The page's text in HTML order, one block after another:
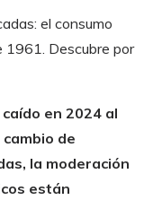
el consumo
1961. Descubre por
en 2024 al
de
la moderación
están